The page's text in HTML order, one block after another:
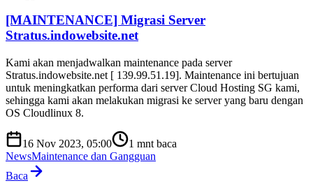
[MAINTENANCE] Migrasi Server
Stratus.indowebsite.net
Kami akan menjadwalkan maintenance pada server
Stratus.indowebsite.net [ 139.99.51.19]. Maintenance ini bertujuan
untuk meningkatkan performa dari server Cloud Hosting SG kami,
sehingga kami akan melakukan migrasi ke server yang baru dengan
OS Cloudlinux 8.
16 Nov 2023, 05:00 1 mnt baca
NewsMaintenance dan Gangguan
Baca